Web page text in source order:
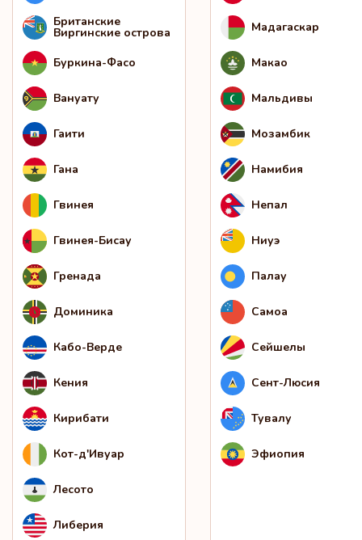
Британские
Виргинские острова
Буркина-Фасо
Вануату
Гаити
Гана
Гвинея
Гвинея-Бисау
Гренада
Доминика
Кабо-Верде
Кения
Кирибати
Кот-д'Ивуар
Лесото
Либерия
Мадагаскар
Макао
Мальдивы
Мозамбик
Намибия
Непал
Ниуэ
Палау
Самоа
Сейшелы
Сент-Люсия
Тувалу
Эфиопия